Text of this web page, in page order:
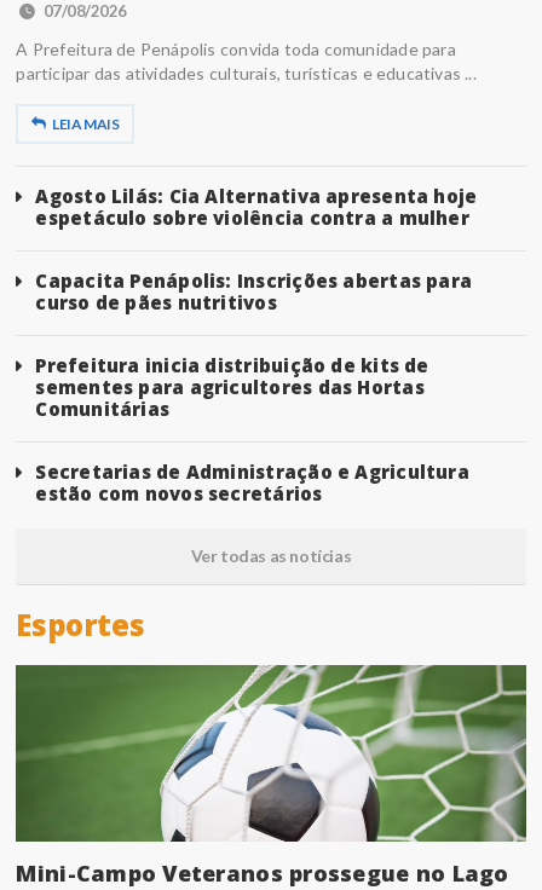
07/08/2026
A Prefeitura de Penápolis convida toda comunidade para
participar das atividades culturais, turísticas e educativas ...
LEIA MAIS
Agosto Lilás: Cia Alternativa apresenta hoje
espetáculo sobre violência contra a mulher
Capacita Penápolis: Inscrições abertas para
curso de pães nutritivos
Prefeitura inicia distribuição de kits de
sementes para agricultores das Hortas
Comunitárias
Secretarias de Administração e Agricultura
estão com novos secretários
Ver todas as notícias
Esportes
Mini-Campo Veteranos prossegue no Lago